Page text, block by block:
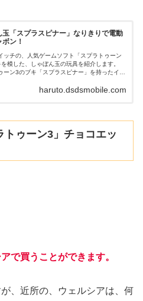
玉「スプラスピナー」なりきりで電動
ン！
ッチの、人気ゲームソフト「スプラトゥーン
模した、しゃぼん玉の玩具を紹介します。
ーン3のブキ「スプラスピナー」を持ったイカ
なので、ボタン一つで、連射できるので、面
haruto.dsdsmobile.com
トゥーン3」チョコエッ
で買うことができます。
、近所の、ウェルシアは、何